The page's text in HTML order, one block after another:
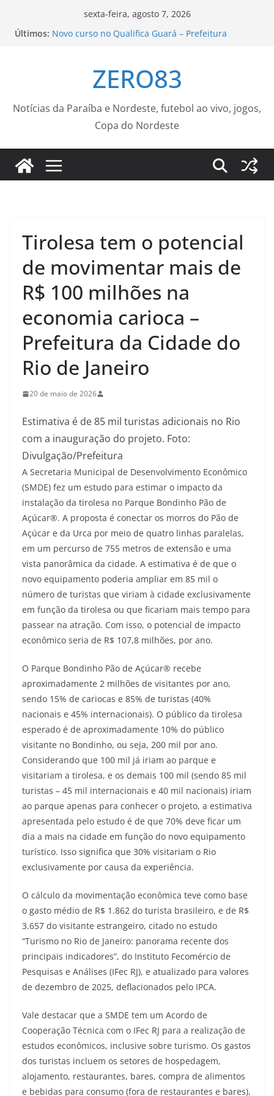
sexta-feira, agosto 7, 2026
Últimos: Novo curso no Qualifica Guará – Prefeitura
celebram aniversário de 372 anos de Sorocaba –
Agência de Notícias
avião da Voepass
IFSP debate políticas culturais e troca
experiências no Forcult Sudeste – IFSP
buraco e outros serviços de manutenção em 53
bairros
ZERO83
Notícias da Paraíba e Nordeste, futebol ao vivo, jogos,
Copa do Nordeste
Tirolesa tem o potencial
de movimentar mais de
R$ 100 milhões na
economia carioca –
Prefeitura da Cidade do
Rio de Janeiro
20 de maio de 2026
Estimativa é de 85 mil turistas adicionais no Rio
com a inauguração do projeto. Foto:
Divulgação/Prefeitura
A Secretaria Municipal de Desenvolvimento Econômico
(SMDE) fez um estudo para estimar o impacto da
instalação da tirolesa no Parque Bondinho Pão de
Açúcar®. A proposta é conectar os morros do Pão de
Açúcar e da Urca por meio de quatro linhas paralelas,
em um percurso de 755 metros de extensão e uma
vista panorâmica da cidade. A estimativa é de que o
novo equipamento poderia ampliar em 85 mil o
número de turistas que viriam à cidade exclusivamente
em função da tirolesa ou que ficariam mais tempo para
passear na atração. Com isso, o potencial de impacto
econômico seria de R$ 107,8 milhões, por ano.
O Parque Bondinho Pão de Açúcar® recebe
aproximadamente 2 milhões de visitantes por ano,
sendo 15% de cariocas e 85% de turistas (40%
nacionais e 45% internacionais). O público da tirolesa
esperado é de aproximadamente 10% do público
visitante no Bondinho, ou seja, 200 mil por ano.
Considerando que 100 mil já iriam ao parque e
visitariam a tirolesa, e os demais 100 mil (sendo 85 mil
turistas – 45 mil internacionais e 40 mil nacionais) iriam
ao parque apenas para conhecer o projeto, a estimativa
apresentada pelo estudo é de que 70% deve ficar um
dia a mais na cidade em função do novo equipamento
turístico. Isso significa que 30% visitariam o Rio
exclusivamente por causa da experiência.
O cálculo da movimentação econômica teve como base
o gasto médio de R$ 1.862 do turista brasileiro, e de R$
3.657 do visitante estrangeiro, citado no estudo
“Turismo no Rio de Janeiro: panorama recente dos
principais indicadores”, do Instituto Fecomércio de
Pesquisas e Análises (IFec RJ), e atualizado para valores
de dezembro de 2025, deflacionados pelo IPCA.
Vale destacar que a SMDE tem um Acordo de
Cooperação Técnica com o IFec RJ para a realização de
estudos econômicos, inclusive sobre turismo. Os gastos
dos turistas incluem os setores de hospedagem,
alojamento, restaurantes, bares, compra de alimentos
e bebidas para consumo (fora de restaurantes e bares),